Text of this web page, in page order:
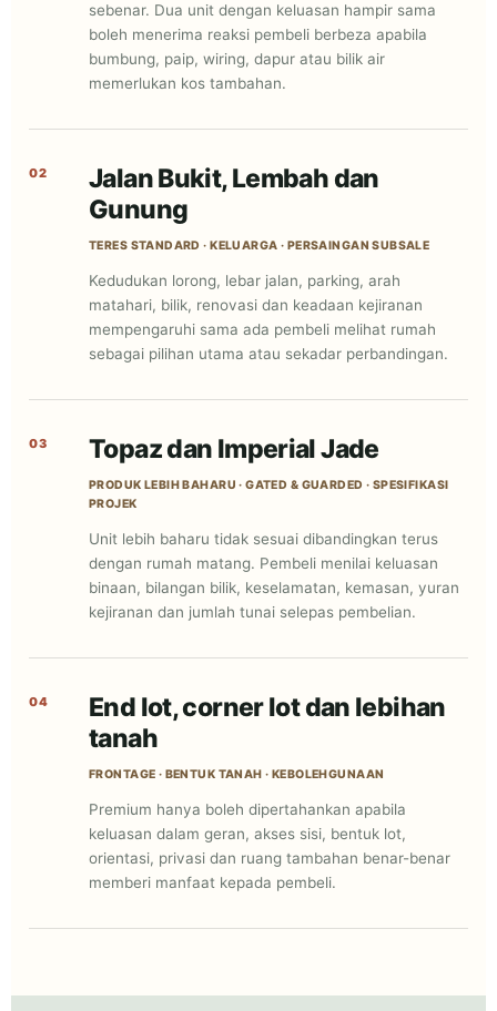
sebenar. Dua unit dengan keluasan hampir sama
boleh menerima reaksi pembeli berbeza apabila
bumbung, paip, wiring, dapur atau bilik air
memerlukan kos tambahan.
02
Jalan Bukit, Lembah dan
Gunung
TERES STANDARD · KELUARGA · PERSAINGAN SUBSALE
Kedudukan lorong, lebar jalan, parking, arah
matahari, bilik, renovasi dan keadaan kejiranan
mempengaruhi sama ada pembeli melihat rumah
sebagai pilihan utama atau sekadar perbandingan.
03 Topaz dan Imperial Jade
PRODUK LEBIH BAHARU · GATED & GUARDED · SPESIFIKASI
PROJEK
Unit lebih baharu tidak sesuai dibandingkan terus
dengan rumah matang. Pembeli menilai keluasan
binaan, bilangan bilik, keselamatan, kemasan, yuran
kejiranan dan jumlah tunai selepas pembelian.
04
End lot, corner lot dan lebihan
tanah
FRONTAGE · BENTUK TANAH · KEBOLEHGUNAAN
Premium hanya boleh dipertahankan apabila
keluasan dalam geran, akses sisi, bentuk lot,
orientasi, privasi dan ruang tambahan benar-benar
memberi manfaat kepada pembeli.